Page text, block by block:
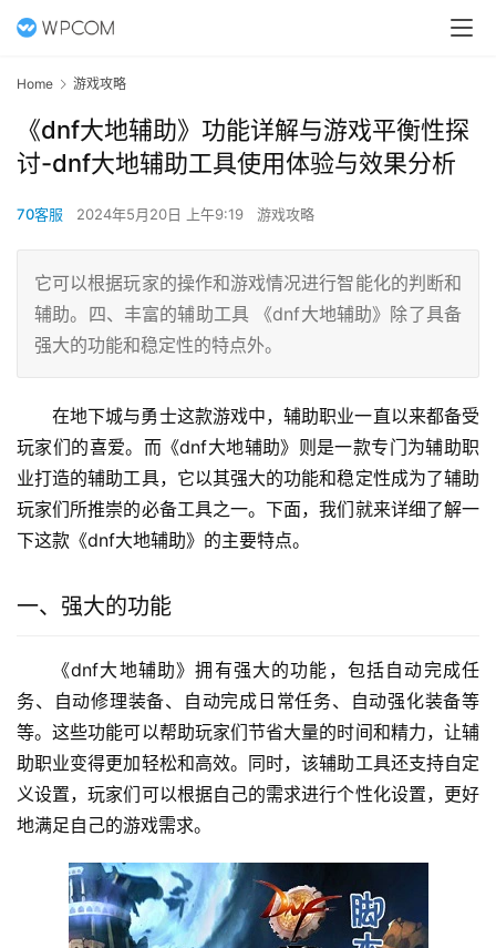
Home 游戏攻略
《dnf大地辅助》功能详解与游戏平衡性探
讨-dnf大地辅助工具使用体验与效果分析
70客服 2024年5月20日 上午9:19 游戏攻略
它可以根据玩家的操作和游戏情况进行智能化的判断和
辅助。四、丰富的辅助工具 《dnf大地辅助》除了具备
强大的功能和稳定性的特点外。
在地下城与勇士这款游戏中，辅助职业一直以来都备受
玩家们的喜爱。而《dnf大地辅助》则是一款专门为辅助职
业打造的辅助工具，它以其强大的功能和稳定性成为了辅助
玩家们所推崇的必备工具之一。下面，我们就来详细了解一
下这款《dnf大地辅助》的主要特点。
一、强大的功能
《dnf大地辅助》拥有强大的功能，包括自动完成任
务、自动修理装备、自动完成日常任务、自动强化装备等
等。这些功能可以帮助玩家们节省大量的时间和精力，让辅
助职业变得更加轻松和高效。同时，该辅助工具还支持自定
义设置，玩家们可以根据自己的需求进行个性化设置，更好
地满足自己的游戏需求。